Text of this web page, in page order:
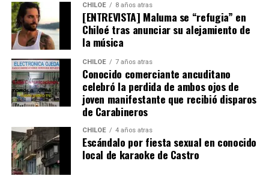
CHILOE 8 años atras
[ENTREVISTA] Maluma se “refugia” en
Chiloé tras anunciar su alejamiento de
la música
CHILOE 7 años atras
Conocido comerciante ancuditano
celebró la perdida de ambos ojos de
joven manifestante que recibió disparos
de Carabineros
CHILOE 4 años atras
Escándalo por fiesta sexual en conocido
local de karaoke de Castro